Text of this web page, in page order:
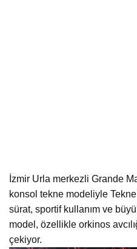
İzmir Urla merkezli Grande
konsol tekne modeliyle
sürat, sportif kullanım ve
model, özellikle orkinos
çekiyor.